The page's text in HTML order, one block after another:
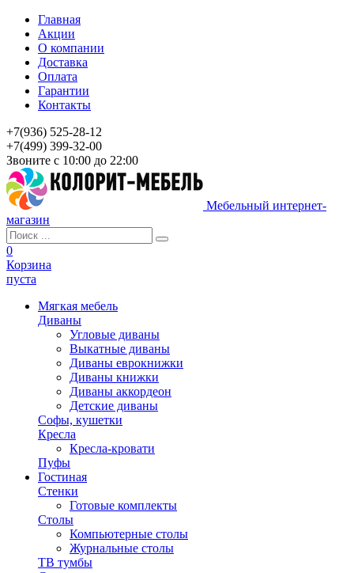
Главная
Акции
О компании
Доставка
Оплата
Гарантии
Контакты
+7(936) 525-28-12
+7(499) 399-32-00
Звоните с 10:00 до 22:00
Мебельный интернет-
магазин
0
Корзина
пуста
Мягкая мебель
Диваны
Угловые диваны
Выкатные диваны
Диваны еврокнижки
Диваны книжки
Диваны аккордеон
Детские диваны
Софы, кушетки
Кресла
Кресла-кровати
Пуфы
Гостиная
Стенки
Готовые комплекты
Столы
Компьютерные столы
Журнальные столы
ТВ тумбы